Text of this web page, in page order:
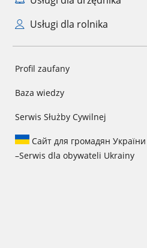
Usługi dla rolnika
Profil zaufany
Baza wiedzy
Serwis Służby Cywilnej
Сайт для громадян України
–Serwis dla obywateli Ukrainy